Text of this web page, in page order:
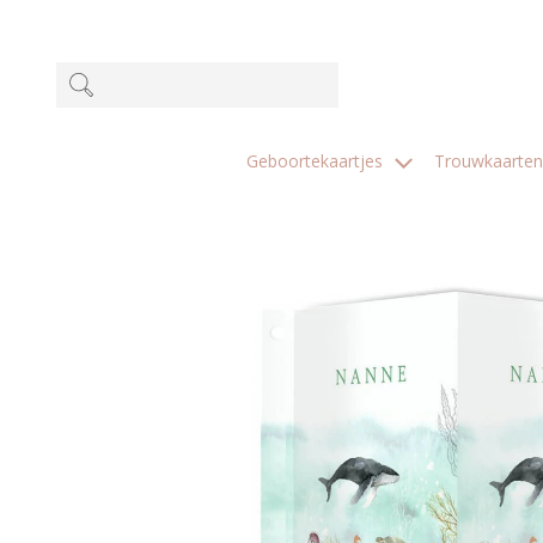
Geboortekaartjes Trouwkaarten